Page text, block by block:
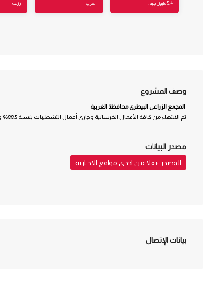
5.4 مليون جنيه . الغربية زراعة
وصف المشروع
المجمع الزراعى البيطرى محافظة الغربية
تم الانتهاء من كافة الأعمال الخرسانية وجارى أعمال التشطيبات بنسبة 88.5% وبإجمالى تكلفة 5.4 مليون جنيه .
مصدر البيانات
المصدر :نقلا من احدي مواقع الاخباريه
بيانات الإتصال